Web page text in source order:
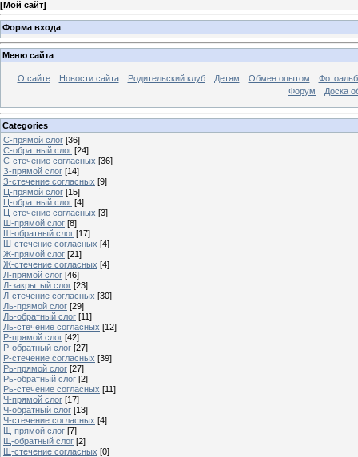
[Мой сайт]
Форма входа
Меню сайта
О сайте Новости сайта Родительский клуб Детям Обмен опытом
Форум
Доска
Categories
С-прямой слог [36]
С-обратный слог [24]
С-стечение согласных [36]
З-прямой слог [14]
З-стечение согласных [9]
Ц-прямой слог [15]
Ц-обратный слог [4]
Ц-стечение согласных [3]
Ш-прямой слог [8]
Ш-обратный слог [17]
Ш-стечение согласных [4]
Ж-прямой слог [21]
Ж-стечение согласных [4]
Л-прямой слог [46]
Л-закрытый слог [23]
Л-стечение согласных [30]
Ль-прямой слог [29]
Ль-обратный слог [11]
Ль-стечение согласных [12]
Р-прямой слог [42]
Р-обратный слог [27]
Р-стечение согласных [39]
Рь-прямой слог [27]
Рь-обратный слог [2]
Рь-стечение согласных [11]
Ч-прямой слог [17]
Ч-обратный слог [13]
Ч-стечение согласных [4]
Щ-прямой слог [7]
Щ-обратный слог [2]
Щ-стечение согласных [0]